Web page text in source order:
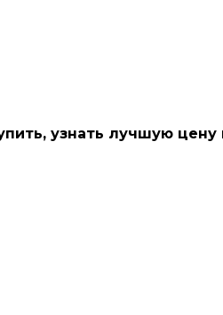
узнать лучшую